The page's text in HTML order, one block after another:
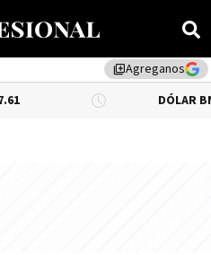
library_addAgreganos
DÓLAR BNA $1,520.00